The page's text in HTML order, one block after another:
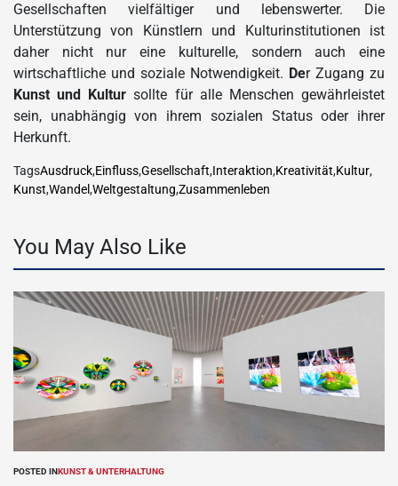
Gesellschaften vielfältiger und lebenswerter. Die
Unterstützung von Künstlern und Kulturinstitutionen ist
daher nicht nur eine kulturelle, sondern auch eine
wirtschaftliche und soziale Notwendigkeit. Der Zugang zu
Kunst und Kultur sollte für alle Menschen gewährleistet
sein, unabhängig von ihrem sozialen Status oder ihrer
Herkunft.
TagsAusdruck,Einfluss,Gesellschaft,Interaktion,Kreativität,Kultur,
Kunst,Wandel,Weltgestaltung,Zusammenleben
You May Also Like
POSTED INKUNST & UNTERHALTUNG